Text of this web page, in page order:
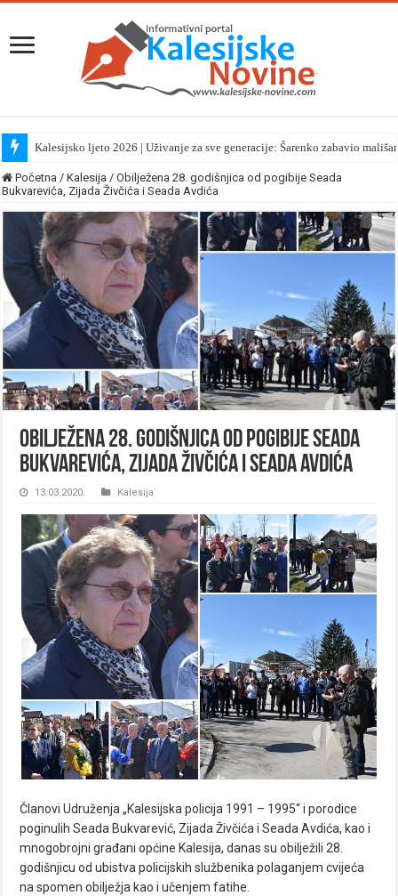
Kalesijsko ljeto 2026 | Uživanje za sve generacije: Šarenko zabavio
Hafiz Ammar Bašić večeras na tribini u Kikačima
Početna / Kalesija / Obilježena 28. godišnjica od pogibije Seada
Bukvarevića, Zijada Živčića i Seada Avdića
Obilježena 28. godišnjica od pogibije Seada
Bukvarevića, Zijada Živčića i Seada Avdića
13.03.2020. Kalesija
Članovi Udruženja „Kalesijska policija 1991 – 1995“ i porodice
poginulih Seada Bukvarević, Zijada Živčića i Seada Avdića, kao i
mnogobrojni građani općine Kalesija, danas su obilježili 28.
godišnjicu od ubistva policijskih službenika polaganjem cvijeća
na spomen obilježja kao i učenjem fatihe.